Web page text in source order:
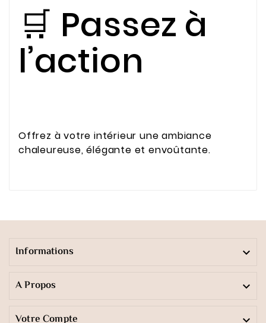
🛒 Passez à
l’action
Offrez à votre intérieur une ambiance
chaleureuse, élégante et envoûtante.
Informations 
A Propos 
Votre Compte